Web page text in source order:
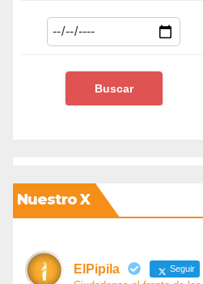
Nuestro X
ElPipila Seguir